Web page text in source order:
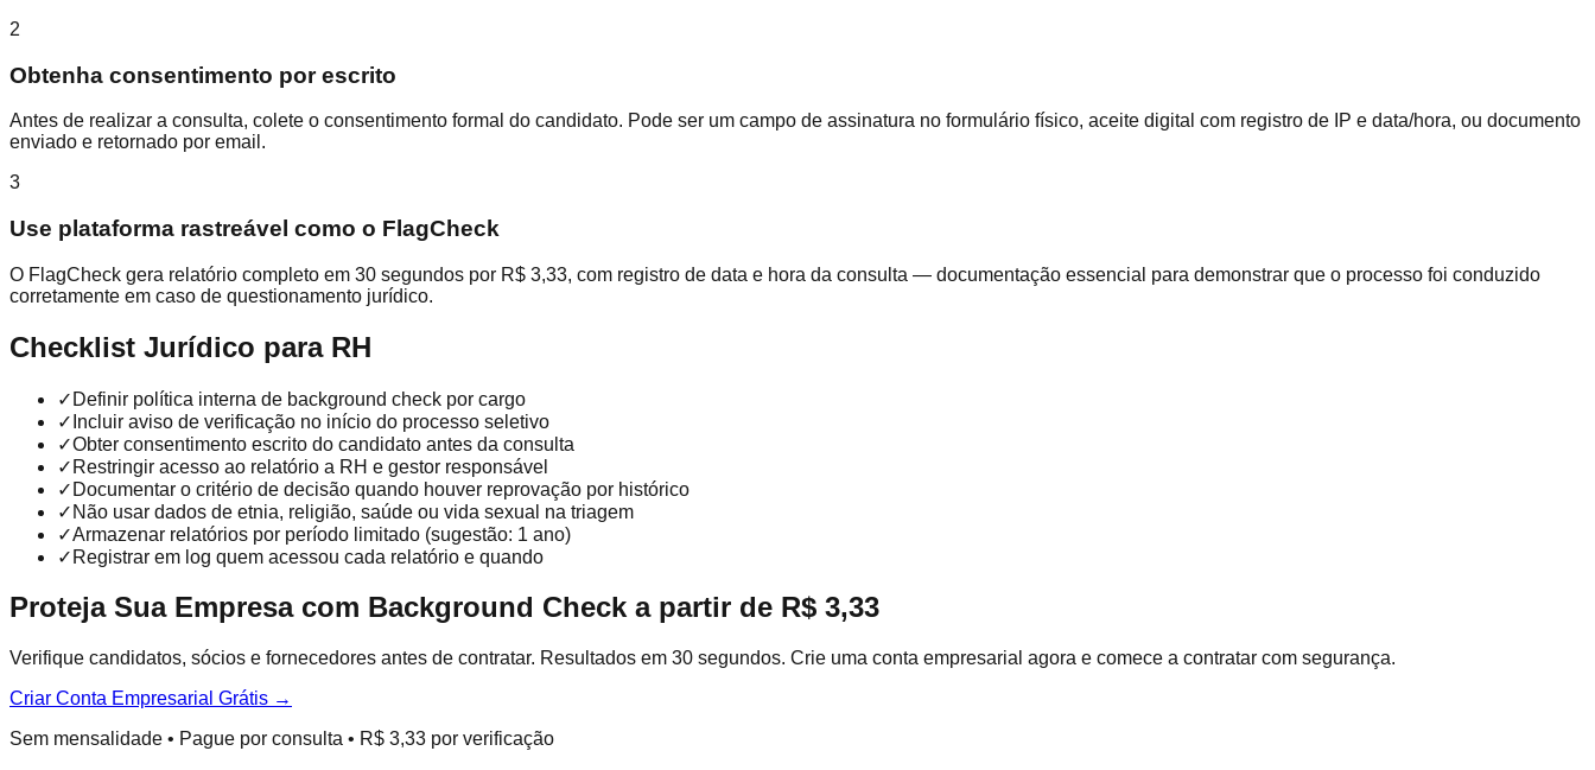
2
Obtenha consentimento por escrito
Antes de realizar a consulta, colete o consentimento formal do candidato. Pode ser um campo de assinatura no formulário físico, aceite digital com registro de IP e data/hora, ou documento
enviado e retornado por email.
3
Use plataforma rastreável como o FlagCheck
O FlagCheck gera relatório completo em 30 segundos por R$ 3,33, com registro de data e hora da consulta — documentação essencial para demonstrar que o processo foi conduzido
corretamente em caso de questionamento jurídico.
Checklist Jurídico para RH
✓ Definir política interna de background check por cargo
✓ Incluir aviso de verificação no início do processo seletivo
✓Obter consentimento escrito do candidato antes da consulta
✓ Restringir acesso ao relatório a RH e gestor responsável
✓ Documentar o critério de decisão quando houver reprovação por histórico
✓ Não usar dados de etnia, religião, saúde ou vida sexual na triagem
✓Armazenar relatórios por período limitado (sugestão: 1 ano)
✓ Registrar em log quem acessou cada relatório e quando
Proteja Sua Empresa com Background Check a partir de R$ 3,33
Verifique candidatos, sócios e fornecedores antes de contratar. Resultados em 30 segundos. Crie uma conta empresarial agora e comece a contratar com segurança.
Criar Conta Empresarial Grátis →
Sem mensalidade • Pague por consulta • R$ 3,33 por verificação